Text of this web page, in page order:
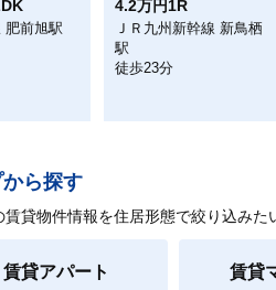
肥前旭駅
4.2万円1R
ＪＲ九州新幹線 新鳥栖
駅
徒歩23分
ら探す
賃貸物件情報を住居形態で絞り込みた
賃貸アパート 賃貸